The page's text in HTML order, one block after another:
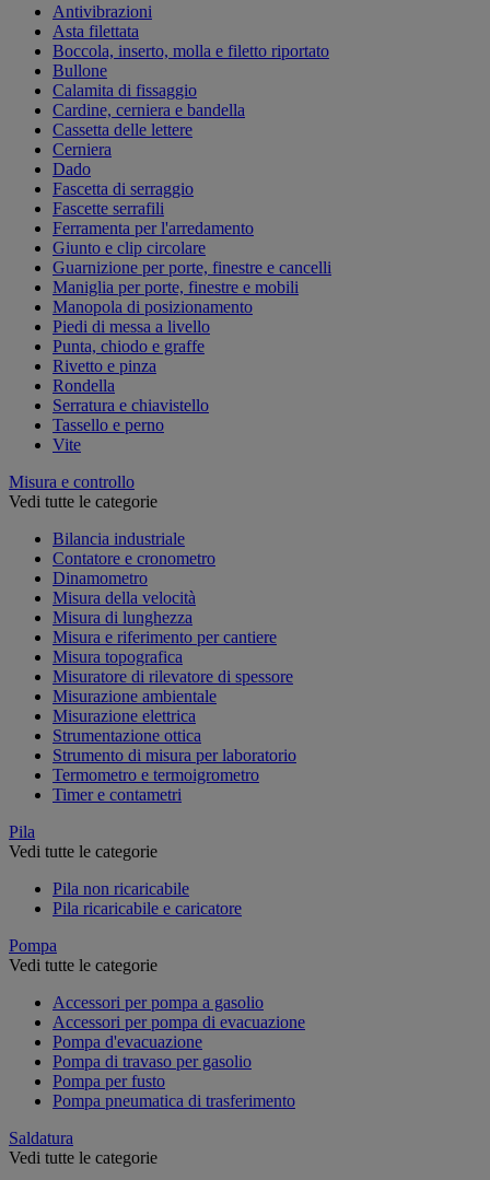
Antivibrazioni
Asta filettata
Boccola, inserto, molla e filetto riportato
Bullone
Calamita di fissaggio
Cardine, cerniera e bandella
Cassetta delle lettere
Cerniera
Dado
Fascetta di serraggio
Fascette serrafili
Ferramenta per l'arredamento
Giunto e clip circolare
Guarnizione per porte, finestre e cancelli
Maniglia per porte, finestre e mobili
Manopola di posizionamento
Piedi di messa a livello
Punta, chiodo e graffe
Rivetto e pinza
Rondella
Serratura e chiavistello
Tassello e perno
Vite
Misura e controllo
Vedi tutte le categorie
Bilancia industriale
Contatore e cronometro
Dinamometro
Misura della velocità
Misura di lunghezza
Misura e riferimento per cantiere
Misura topografica
Misuratore di rilevatore di spessore
Misurazione ambientale
Misurazione elettrica
Strumentazione ottica
Strumento di misura per laboratorio
Termometro e termoigrometro
Timer e contametri
Pila
Vedi tutte le categorie
Pila non ricaricabile
Pila ricaricabile e caricatore
Pompa
Vedi tutte le categorie
Accessori per pompa a gasolio
Accessori per pompa di evacuazione
Pompa d'evacuazione
Pompa di travaso per gasolio
Pompa per fusto
Pompa pneumatica di trasferimento
Saldatura
Vedi tutte le categorie